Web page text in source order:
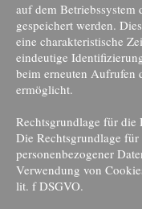
auf dem Betriebssystem
gespeichert werden.
eine charakteristische
eindeutige
beim erneuten Aufrufen
ermöglicht.
Rechtsgrundlage für die
Die Rechtsgrundlage
personenbezogener
Verwendung von
lit. f DSGVO.